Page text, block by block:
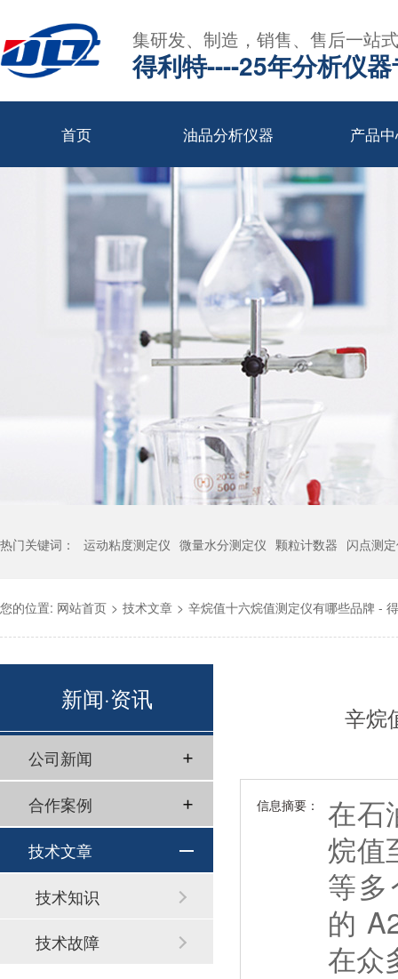
集研发、制造，销售、售后一站
得利特----25年分析仪
首页 油品分析仪器 产品
热门关键词： 运动粘度测定仪 微量水分测定仪 颗粒计数器 闪点测
您的位置: 网站首页 > 技术文章 > 辛烷值十六烷值测定仪有哪些品牌 -
辛烷
信息摘要：
在石
烷值
等
的
在众
新闻·资讯
公司新闻
合作案例
技术文章
技术知识
技术故障